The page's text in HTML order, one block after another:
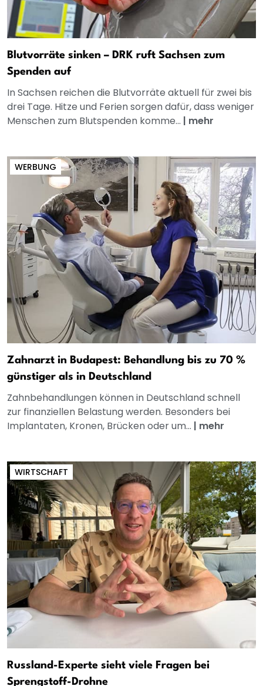
Blutvorräte sinken – DRK ruft Sachsen zum
Spenden auf
In Sachsen reichen die Blutvorräte aktuell für zwei bis
drei Tage. Hitze und Ferien sorgen dafür, dass weniger
Menschen zum Blutspenden komme... | mehr
WERBUNG
Zahnarzt in Budapest: Behandlung bis zu 70 %
günstiger als in Deutschland
Zahnbehandlungen können in Deutschland schnell
zur finanziellen Belastung werden. Besonders bei
Implantaten, Kronen, Brücken oder um... | mehr
WIRTSCHAFT
Russland-Experte sieht viele Fragen bei
Sprengstoff-Drohne